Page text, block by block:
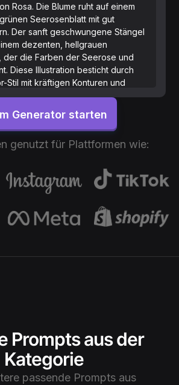
Rosa. Die Blume ruht auf einem
Seerosenblatt mit gut
Der sanft geschwungene Stängel
dezenten, hellgrauen
der die Farben der Seerose und
Diese Illustration besticht durch
Stil mit kräftigen Konturen und
und ist ideal für
Generator starten
genutzt für Plattformen wie:
Prompts aus der
Kategorie
passende Prompts aus